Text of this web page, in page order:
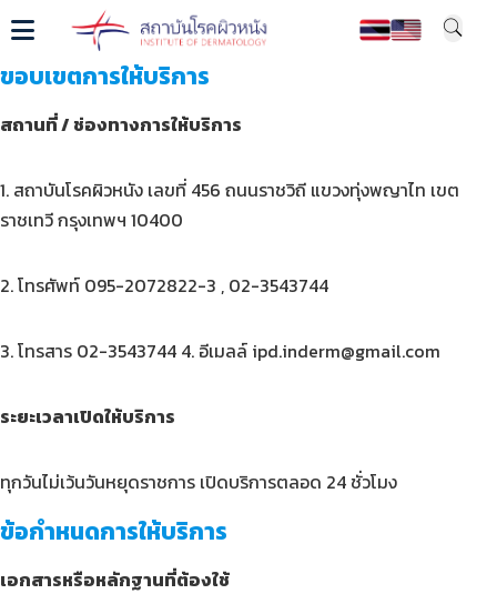
ขอบเขตการให้บริการ
สถานที่ / ช่องทางการให้บริการ
1. สถาบันโรคผิวหนัง เลขที่ 456 ถนนราชวิถี แขวงทุ่งพญาไท เขต
ราชเทวี กรุงเทพฯ 10400
2. โทรศัพท์ 095-2072822-3 , 02-3543744
3. โทรสาร 02-3543744 4. อีเมลล์ ipd.inderm@gmail.com
ระยะเวลาเปิดให้บริการ
ทุกวันไม่เว้นวันหยุดราชการ เปิดบริการตลอด 24 ชั่วโมง
ข้อกำหนดการให้บริการ
เอกสารหรือหลักฐานที่ต้องใช้